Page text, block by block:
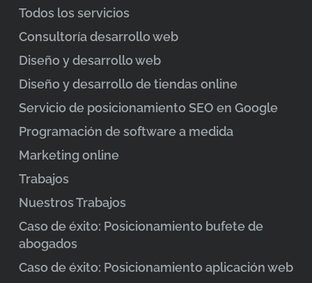
Todos los servicios
Consultoría desarrollo web
Diseño y desarrollo web
Diseño y desarrollo de tiendas online
Servicio de posicionamiento SEO en Google
Programación de software a medida
Marketing online
Trabajos
Nuestros Trabajos
Caso de éxito: Posicionamiento bufete de
abogados
Caso de éxito: Posicionamiento aplicación web